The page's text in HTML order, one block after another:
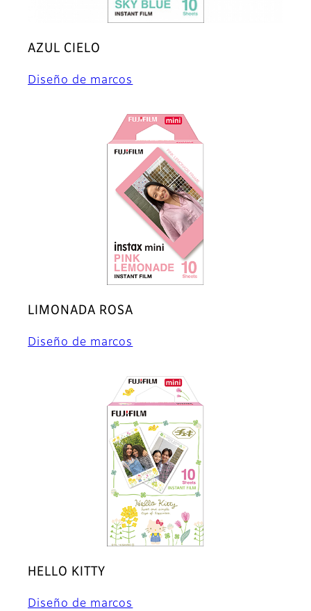
AZUL CIELO
Diseño de marcos
LIMONADA ROSA
Diseño de marcos
HELLO KITTY
Diseño de marcos